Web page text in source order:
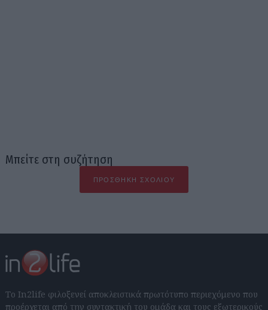
Μπείτε στη συζήτηση
ΠΡΟΣΘΉΚΗ ΣΧΟΛΊΟΥ
Το In2life φιλοξενεί αποκλειστικά πρωτότυπο περιεχόμενο που
προέρχεται από την συντακτική του ομάδα και τους εξωτερικούς